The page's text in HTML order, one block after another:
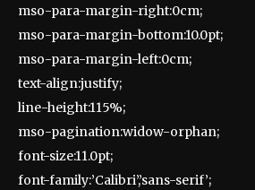
mso-para-margin-right:0cm;
mso-para-margin-bottom:10.0pt;
mso-para-margin-left:0cm;
text-align:justify;
line-height:115%;
mso-pagination:widow-orphan;
font-size:11.0pt;
font-family:’Calibri’,’sans-serif’;